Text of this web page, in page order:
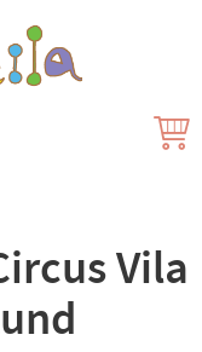
Vila